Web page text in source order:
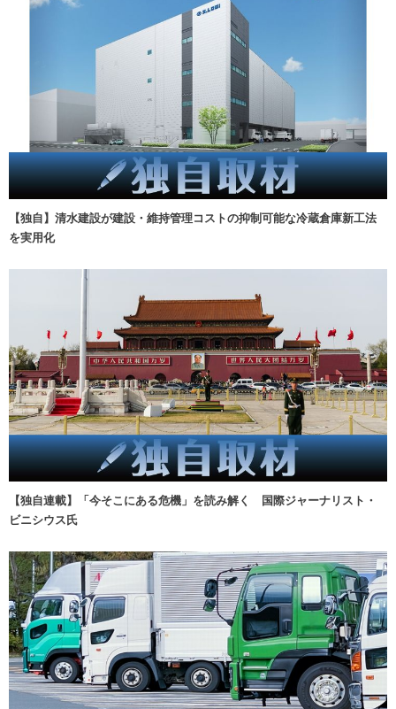
【独自】清水建設が建設・維持管理コストの抑制可能な冷蔵倉庫新工法
を実用化
【独自連載】「今そこにある危機」を読み解く 国際ジャーナリスト・
ビニシウス氏